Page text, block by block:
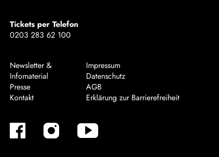
Tickets per Telefon
0203 283 62 100
Newsletter &
Infomaterial
Presse
Kontakt
Impressum
Datenschutz
AGB
Erklärung zur Barrierefreiheit